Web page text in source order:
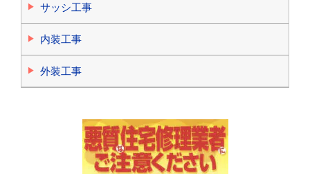
サッシ工事
内装工事
外装工事